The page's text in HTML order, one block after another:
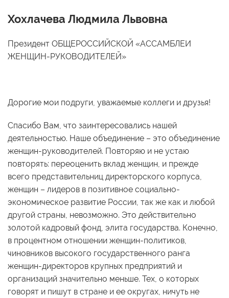
Хохлачева Людмила Львовна
Президент ОБЩЕРОССИЙСКОЙ «АССАМБЛЕИ
ЖЕНЩИН-РУКОВОДИТЕЛЕЙ»
Дорогие мои подруги, уважаемые коллеги и друзья!
Спасибо Вам, что заинтересовались нашей
деятельностью. Наше объединение – это объединение
женщин-руководителей. Повторяю и не устаю
повторять: переоценить вклад женщин, и прежде
всего представительниц директорского корпуса,
женщин – лидеров в позитивное социально-
экономическое развитие России, так же как и любой
другой страны, невозможно. Это действительно
золотой кадровый фонд, элита государства. Конечно,
в процентном отношении женщин-политиков,
чиновников высокого государственного ранга
женщин-директоров крупных предприятий и
организаций значительно меньше. Тех, о которых
говорят и пишут в стране и ее округах, ничуть не